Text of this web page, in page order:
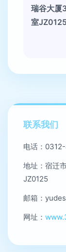
瑞谷大厦
室
联系我们
电话：
地址：宿迁
JZ0125
邮箱：
网址：